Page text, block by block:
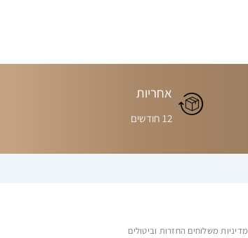
אחריות
12 חודשים
מדיניות משלוחים החזרות וביטולים